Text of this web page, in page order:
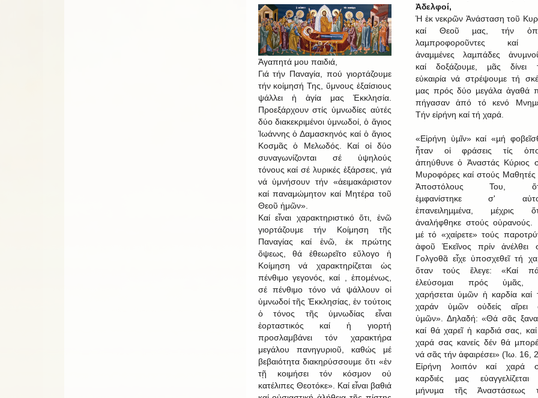
Ἀγαπητά μου παιδιά,
Γιά τήν Παναγία, πού γιορτάζουμε
τήν κοίμησή Της, ὕμνους ἐξαίσιους
ψάλλει ἡ ἁγία μας Ἐκκλησία.
Προεξάρχουν στίς ὑμνωδίες αὐτές
δύο διακεκριμένοι ὑμνωδοί, ὁ ἅγιος
Ἰωάννης ὁ Δαμασκηνός καί ὁ ἅγιος
Κοσμᾶς ὁ Μελωδός. Καί οἱ δύο
συναγωνίζονται σέ ὑψηλούς
τόνους καί σέ λυρικές ἐξάρσεις, γιά
νά ὑμνήσουν τήν «ἀειμακάριστον
καί παναμώμητον καί Μητέρα τοῦ
Θεοῦ ἡμῶν».
Καί εἶναι χαρακτηριστικό ὅτι, ἐνῶ
γιορτάζουμε τήν Κοίμηση τῆς
Παναγίας καί ἐνῶ, ἐκ πρώτης
ὄψεως, θά ἐθεωρεῖτο εὔλογο ἡ
Κοίμηση νά χαρακτηρίζεται ὡς
πένθιμο γεγονός, καί , ἑπομένως,
σέ πένθιμο τόνο νά ψάλλουν οἱ
ὑμνωδοί τῆς Ἐκκλησίας, ἐν τούτοις
ὁ τόνος τῆς ὑμνωδίας εἶναι
ἑορταστικός καί ἡ γιορτή
προσλαμβάνει τόν χαρακτήρα
μεγάλου πανηγυριοῦ, καθώς μέ
βεβαιότητα διακηρύσσουμε ὅτι «ἐν
τῇ κοιμήσει τόν κόσμον οὐ
κατέλιπες Θεοτόκε». Καί εἶναι βαθιά
Ἀδελφοί,
Ἡ ἐκ νεκρῶν Ἀνάσταση τοῦ
καί Θεοῦ µας, τήν
λαµπροφοροῦντες καί
ἀναµµένες λαµπάδες
καί δοξάζουµε, µᾶς δίνει
εὐκαιρία νά στρέψουµε τή
µας πρός δύο µεγάλα ἀγαθά
πήγασαν ἀπό τό κενό
Τήν εἰρήνη καί τή χαρά.
«Εἰρήνη ὑµῖν» καί «µή
ἦταν οἱ φράσεις τίς
ἀπηύθυνε ὁ Ἀναστάς Κύριος
Μυροφόρες καί στούς Μαθητές
Ἀποστόλους Του,
ἐµφανίστηκε σ'
ἐπανειληµµένα, µέχρις
ἀναλήφθηκε στούς οὐρανούς.
µέ τό «χαίρετε» τούς
ἀφοῦ Ἐκεῖνος πρίν ἀνέλθει
Γολγοθᾶ εἶχε ὑποσχεθεῖ τή
ὅταν τούς ἔλεγε: «Καί
ἐλεύσοµαι πρός ὑµᾶς,
χαρήσεται ὑµῶν ἡ καρδία καί
χαράν ὑµῶν οὐδείς αἴρει
ὑµῶν». Δηλαδή: «Θά σᾶς
καί θά χαρεῖ ἡ καρδιά σας,
χαρά σας κανείς δέν θά
νά σᾶς τήν ἀφαιρέσει» (Ἰω. 16,
Εἰρήνη λοιπόν καί χαρά
καρδιές µας
µήνυµα τῆς Ἀναστάσεως